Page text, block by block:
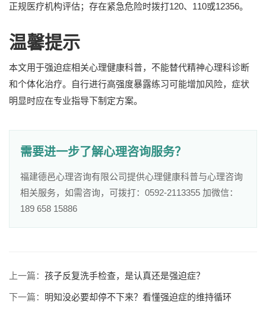
正规医疗机构评估；存在紧急危险时拨打120、110或12356。
温馨提示
本文用于强迫症相关心理健康科普，不能替代精神心理科诊断
和个体化治疗。自行进行高强度暴露练习可能增加风险，症状
明显时应在专业指导下制定方案。
需要进一步了解心理咨询服务？
福建德邑心理咨询有限公司提供心理健康科普与心理咨询
相关服务，如需咨询，可拨打：0592-2113355 加微信：
189 658 15886
上一篇： 孩子反复洗手检查，是认真还是强迫症？
下一篇： 明知没必要却停不下来？看懂强迫症的维持循环